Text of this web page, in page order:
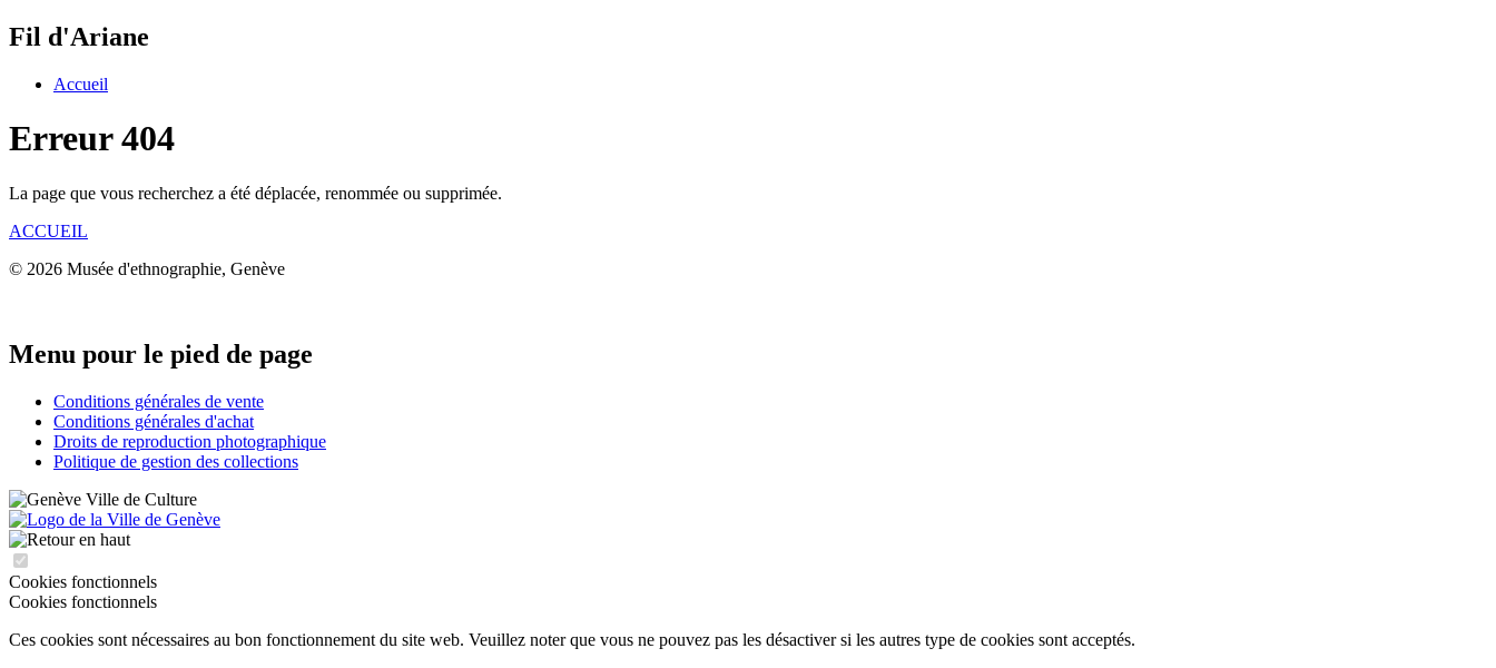
Fil d'Ariane
Accueil
Erreur 404
La page que vous recherchez a été déplacée, renommée ou supprimée.
ACCUEIL
© 2026 Musée d'ethnographie, Genève
Menu pour le pied de page
Conditions générales de vente
Conditions générales d'achat
Droits de reproduction photographique
Politique de gestion des collections
Cookies fonctionnels
Cookies fonctionnels
Ces cookies sont nécessaires au bon fonctionnement du site web. Veuillez noter que vous ne pouvez pas les désactiver si les autres type de cookies sont acceptés.